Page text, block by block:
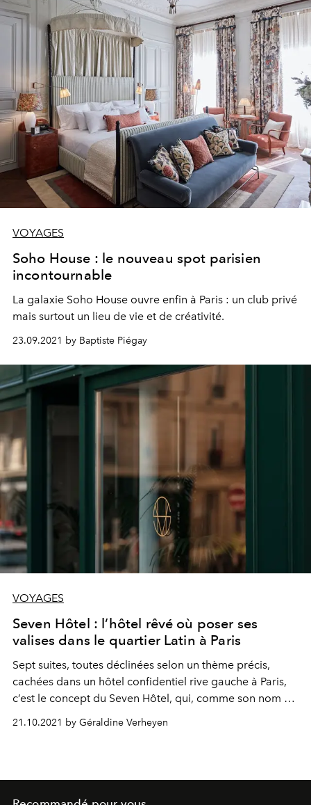
VOYAGES
Soho House : le nouveau spot parisien
incontournable
La galaxie Soho House ouvre enfin à Paris : un club privé
mais surtout un lieu de vie et de créativité.
23.09.2021 by Baptiste Piégay
VOYAGES
Seven Hôtel : l’hôtel rêvé où poser ses
valises dans le quartier Latin à Paris
Sept suites, toutes déclinées selon un thème précis,
cachées dans un hôtel confidentiel rive gauche à Paris,
c’est le concept du Seven Hôtel, qui, comme son nom ne
l’indique pas, propose également des chambres
basiques bourrées de charme. Visite guidée.
21.10.2021 by Géraldine Verheyen